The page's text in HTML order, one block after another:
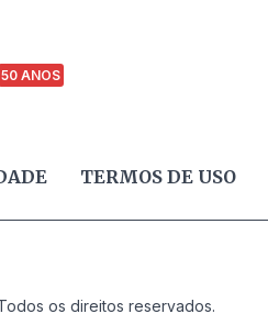
50 ANOS
TERMOS DE USO
os direitos reservados.